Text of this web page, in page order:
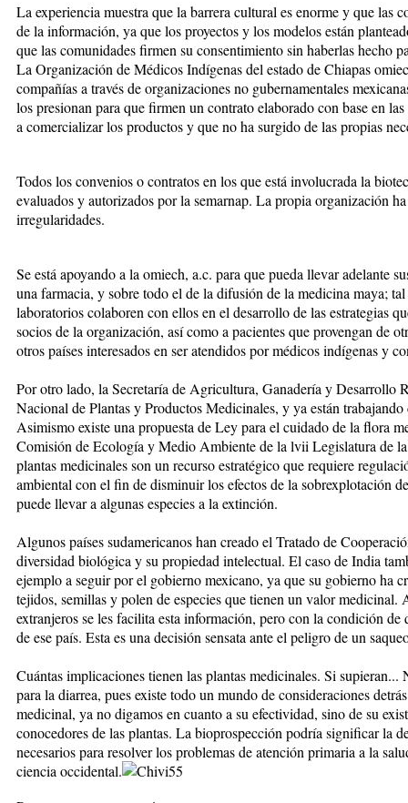
La experiencia muestra que la barrera cultural es enorme y que las
de la información, ya que los proyectos y los modelos están
que las comunidades firmen su consentimiento sin haberlas hecho
La Organización de Médicos Indígenas del estado de Chiapas
compañías a través de organizaciones no gubernamentales
los presionan para que firmen un contrato elaborado con base en
a comercializar los productos y que no ha surgido de las propias
Todos los convenios o contratos en los que está involucrada la
evaluados y autorizados por la semarnap. La propia organización
irregularidades.
Se está apoyando a la omiech, a.c. para que pueda llevar adelante
una farmacia, y sobre todo el de la difusión de la medicina maya;
laboratorios colaboren con ellos en el desarrollo de las estrategias
socios de la organización, así como a pacientes que provengan de
otros países interesados en ser atendidos por médicos indígenas y
Por otro lado, la Secretaría de Agricultura, Ganadería y Desarrollo
Nacional de Plantas y Productos Medicinales, y ya están
Asimismo existe una propuesta de Ley para el cuidado de la flora
Comisión de Ecología y Medio Ambiente de la lvii Legislatura de
plantas medicinales son un recurso estratégico que requiere
ambiental con el fin de disminuir los efectos de la sobrexplotación
puede llevar a algunas especies a la extinción.
Algunos países sudamericanos han creado el Tratado de
diversidad biológica y su propiedad intelectual. El caso de India
ejemplo a seguir por el gobierno mexicano, ya que su gobierno ha
tejidos, semillas y polen de especies que tienen un valor medicinal.
extranjeros se les facilita esta información, pero con la condición de
de ese país. Esta es una decisión sensata ante el peligro de un
Cuántas implicaciones tienen las plantas medicinales. Si supieran...
para la diarrea, pues existe todo un mundo de consideraciones
medicinal, ya no digamos en cuanto a su efectividad, sino de su
conocedores de las plantas. La bioprospección podría significar la
necesarios para resolver los problemas de atención primaria a la
ciencia occidental.